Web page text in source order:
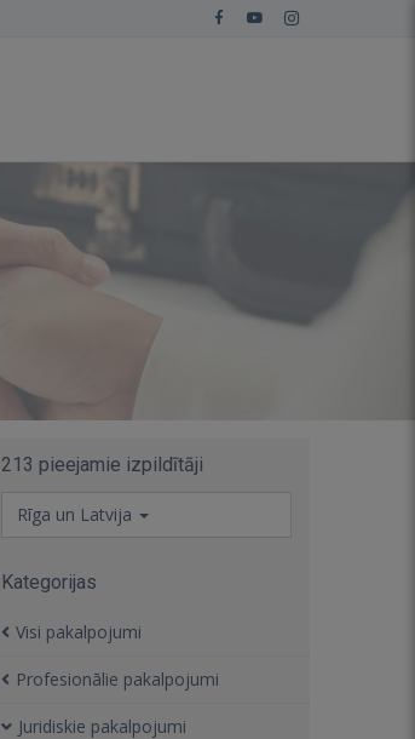
213 pieejamie izpildītāji
Rīga un Latvija
Kategorijas
Visi pakalpojumi
Profesionālie pakalpojumi
Juridiskie pakalpojumi